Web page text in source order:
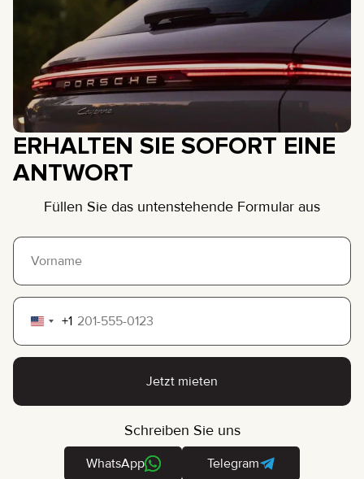
ERHALTEN SIE SOFORT EINE
ANTWORT
Füllen Sie das untenstehende Formular aus
United
States
+1
Jetzt mieten
Schreiben Sie uns
WhatsApp Telegram